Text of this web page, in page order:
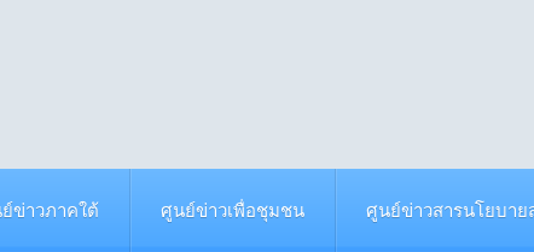
ข่าวภาคใต้ ศูนย์ข่าวเพื่อชุมชน ศูนย์ข่าวสารนโยบา